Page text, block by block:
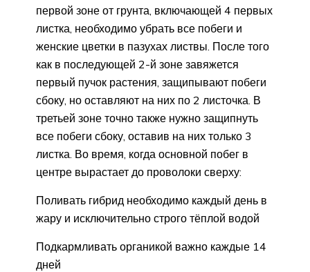
первой зоне от грунта, включающей 4 первых
листка, необходимо убрать все побеги и
женские цветки в пазухах листвы. После того
как в последующей 2-й зоне завяжется
первый пучок растения, защипывают побеги
сбоку, но оставляют на них по 2 листочка. В
третьей зоне точно также нужно защипнуть
все побеги сбоку, оставив на них только 3
листка. Во время, когда основной побег в
центре вырастает до проволоки сверху:
Поливать гибрид необходимо каждый день в
жару и исключительно строго тёплой водой
Подкармливать органикой важно каждые 14
дней